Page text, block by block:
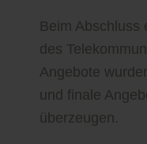
Beim Abschluss
des
Angebote
und finale
überzeugen.